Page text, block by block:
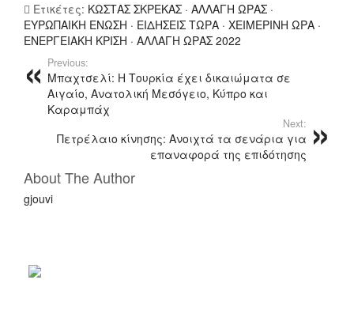
Ετικέτες: ΚΩΣΤΑΣ ΣΚΡΕΚΑΣ · ΑΛΛΑΓΗ ΩΡΑΣ ·
ΕΥΡΩΠΑΙΚΗ ΕΝΩΣΗ · ΕΙΔΗΣΕΙΣ ΤΩΡΑ · ΧΕΙΜΕΡΙΝΗ ΩΡΑ ·
ΕΝΕΡΓΕΙΑΚΗ ΚΡΙΣΗ · ΑΛΛΑΓΗ ΩΡΑΣ 2022
Previous:
Μπαχτσελί: Η Τουρκία έχει δικαιώματα σε
Αιγαίο, Ανατολική Μεσόγειο, Κύπρο και
Καραμπάχ
Next:
Πετρέλαιο κίνησης: Ανοιχτά τα σενάρια για
επαναφορά της επιδότησης
About The Author
gjouvi